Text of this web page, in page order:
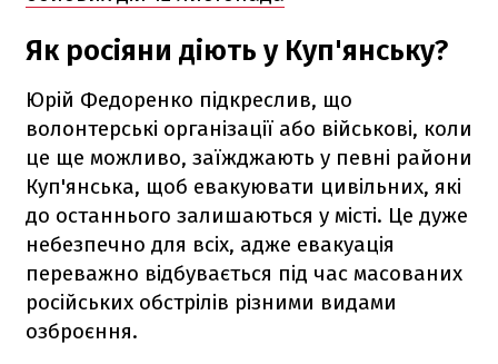
Як росіяни діють у Куп'янську?
Юрій Федоренко підкреслив, що
волонтерські організації або військові, коли
це ще можливо, заїжджають у певні райони
Куп'янська, щоб евакуювати цивільних, які
до останнього залишаються у місті. Це дуже
небезпечно для всіх, адже евакуація
переважно відбувається під час масованих
російських обстрілів різними видами
озброєння.